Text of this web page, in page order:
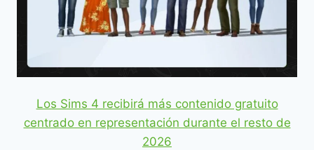
Los Sims 4 recibirá más contenido gratuito
centrado en representación durante el resto de
2026